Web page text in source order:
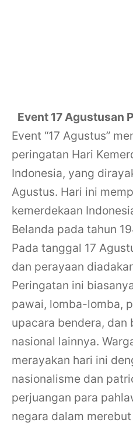
Event 17 Agustusan
Event “17 Agustus”
peringatan Hari
Indonesia, yang
Agustus. Hari ini
kemerdekaan
Belanda pada tahun
Pada tanggal 17
dan perayaan
Peringatan ini
pawai, lomba-lomba,
upacara bendera, dan
nasional lainnya.
merayakan hari ini
nasionalisme dan
perjuangan para
negara dalam